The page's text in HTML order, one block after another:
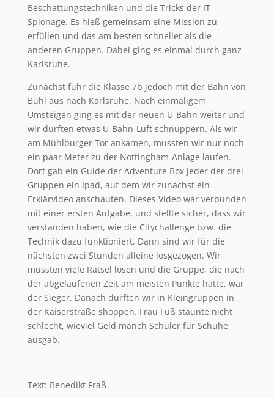
Beschattungstechniken und die Tricks der IT-
Spionage. Es hieß gemeinsam eine Mission zu
erfüllen und das am besten schneller als die
anderen Gruppen. Dabei ging es einmal durch ganz
Karlsruhe.
Zunächst fuhr die Klasse 7b jedoch mit der Bahn von
Bühl aus nach Karlsruhe. Nach einmaligem
Umsteigen ging es mit der neuen U-Bahn weiter und
wir durften etwas U-Bahn-Luft schnuppern. Als wir
am Mühlburger Tor ankamen, mussten wir nur noch
ein paar Meter zu der Nottingham-Anlage laufen.
Dort gab ein Guide der Adventure Box jeder der drei
Gruppen ein Ipad, auf dem wir zunächst ein
Erklärvideo anschauten. Dieses Video war verbunden
mit einer ersten Aufgabe, und stellte sicher, dass wir
verstanden haben, wie die Citychallenge bzw. die
Technik dazu funktioniert. Dann sind wir für die
nächsten zwei Stunden alleine losgezogen. Wir
mussten viele Rätsel lösen und die Gruppe, die nach
der abgelaufenen Zeit am meisten Punkte hatte, war
der Sieger. Danach durften wir in Kleingruppen in
der Kaiserstraße shoppen. Frau Fuß staunte nicht
schlecht, wieviel Geld manch Schüler für Schuhe
ausgab.
Text: Benedikt Fraß